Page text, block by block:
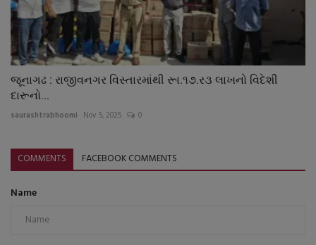
જૂનાગઢ : રાજીવનગર વિસ્તારમાંથી રૂા.૧૭.ર૩ લાખનો વિદેશી
દારૂનો...
saurashtrabhoomi Nov 5, 2025 0
COMMENTS FACEBOOK COMMENTS
Name